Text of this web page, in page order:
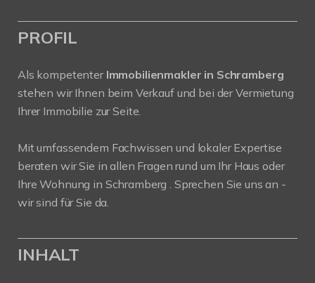
PROFIL
Als kompetenter Immobilienmakler in Schramberg
stehen wir Ihnen beim Verkauf und bei der Vermietung
Ihrer Immobilie zur Seite.
Mit umfassendem Fachwissen und lokaler Expertise
beraten wir Sie in allen Fragen rund um Ihr Haus oder
Ihre Wohnung in Schramberg . Sprechen Sie uns an -
wir sind für Sie da.
INHALT